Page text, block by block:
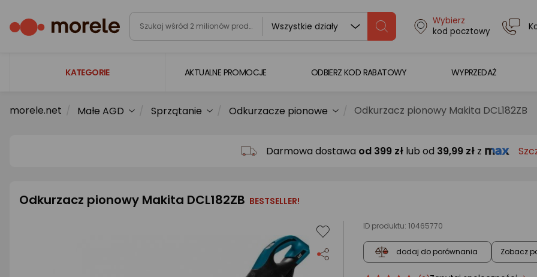
Wszystkie działy
Wybierz
kod pocztowy
KATEGORIE
Laptopy
Smartfony i smartwatche
AKTUALNE PROMOCJE ODBIERZ KOD RABATOWY WYPRZEDAŻ
morele.net Małe AGD Sprzątanie Odkurzacze pionowe Odkurzacz pionowy Makita DCL182ZB
Darmowa dostawa od 399 zł lub od 39,99 zł z
Odkurzacz pionowy Makita DCL182ZB BESTSELLER!
ID produktu: 10465770
dodaj do porównania Zobacz